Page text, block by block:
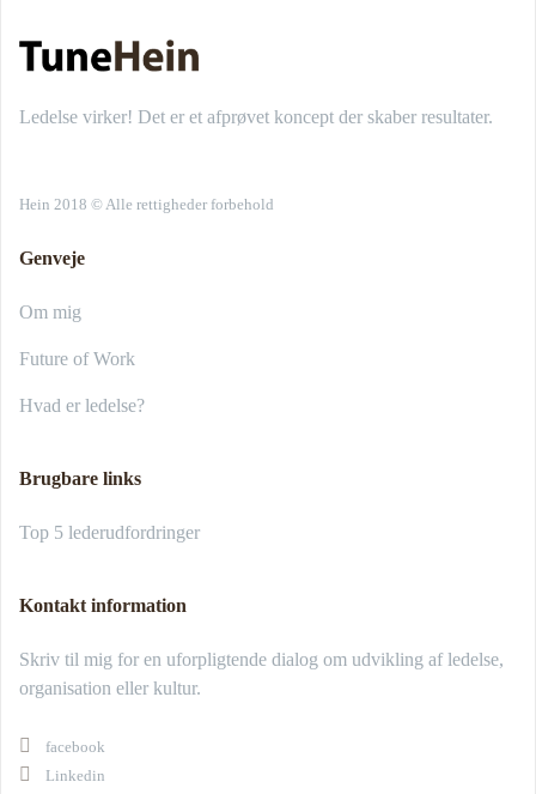
Ledelse virker! Det er et afprøvet koncept der skaber resultater.
Hein 2018 © Alle rettigheder forbehold
Genveje
Om mig
Future of Work
Hvad er ledelse?
Brugbare links
Top 5 lederudfordringer
Kontakt information
Skriv til mig for en uforpligtende dialog om udvikling af ledelse,
organisation eller kultur.
facebook
Linkedin